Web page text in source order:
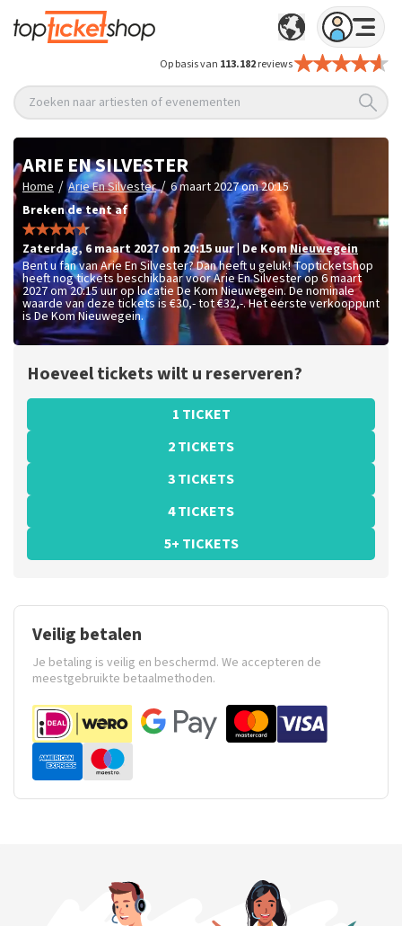
Op basis van 113.182reviews
Zoeken naar artiesten of evenementen
ARIE EN SILVESTER
Home / Arie En Silvester / 6 maart 2027 om 20:15
Breken de tent af
zaterdag, 6 maart 2027 om 20:15 uur|De KomNieuwegein
Bent u fan van Arie En Silvester? Dan heeft u geluk! Topticketshop
heeft nog tickets beschikbaar voor Arie En Silvester op 6 maart
2027 om 20:15 uur op locatie De Kom Nieuwegein. De nominale
waarde van deze tickets is €30,- tot €32,-. Het eerste verkooppunt
is De Kom Nieuwegein.
Hoeveel tickets wilt u reserveren?
1 TICKET
2 TICKETS
3 TICKETS
4 TICKETS
5+ TICKETS
Veilig betalen
Je betaling is veilig en beschermd. We accepteren de
meestgebruikte betaalmethoden.